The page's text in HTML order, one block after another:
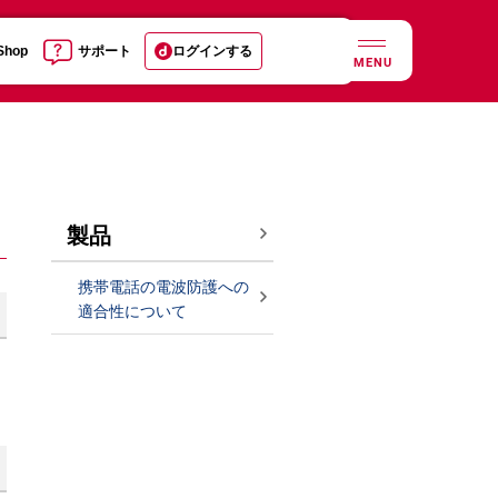
サポート ログインする
MENU
製品
携帯電話の電波防護への
適合性について